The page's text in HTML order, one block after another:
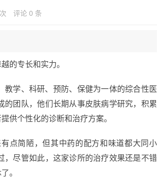
评论 0 条
的专长和实力。
学、科研、预防、保健为一体的综合性医
的团队，他们长期从事皮肤病学研究，积累
供个性化的诊断和治疗方案。
点简陋，但其中药的配方和味道都大同小
尽管如此，这家诊所的治疗效果还是不错
。